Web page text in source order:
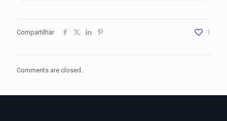
Compartilhar 1
Comments are closed.